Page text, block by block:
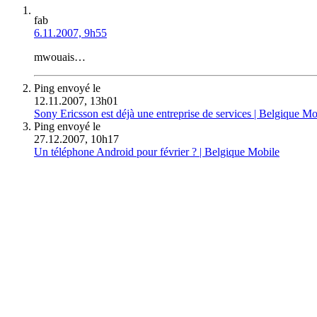
fab
6.11.2007, 9h55
mwouais…
Ping envoyé le
12.11.2007, 13h01
Sony Ericsson est déjà une entreprise de services | Belgique
Ping envoyé le
27.12.2007, 10h17
Un téléphone Android pour février ? | Belgique Mobile